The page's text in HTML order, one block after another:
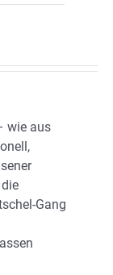
wie aus
Gang